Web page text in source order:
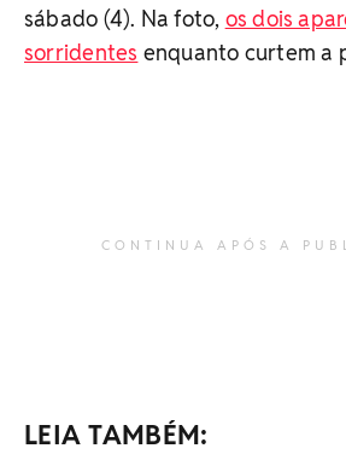
sábado (4). Na foto, os dois
sorridentes enquanto curtem a
CONTINUA APÓS A
LEIA TAMBÉM: